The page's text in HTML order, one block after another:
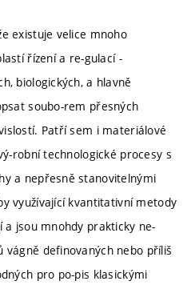
existuje velice mnoho
řízení a re-gulací -
biologických, a hlavně
soubo-rem přesných
Patří sem i materiálové
robní technologické procesy s
a nepřesně stanovitelnými
využívající kvantitativní metody
jsou mnohdy prakticky ne-
vágně definovaných nebo příliš
pro po-pis klasickými